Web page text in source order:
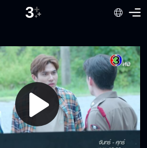
Play
Video
แยกไม่ออกว่าจริงหรือหลอก
ผมรักลูกสาวพ่อจริงๆนะ